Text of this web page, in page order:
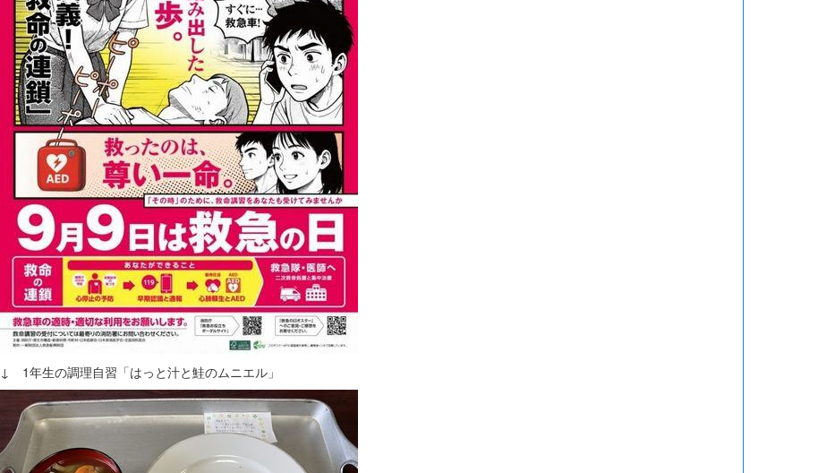
↓ 1年生の調理自習「はっと汁と鮭のムニエル」